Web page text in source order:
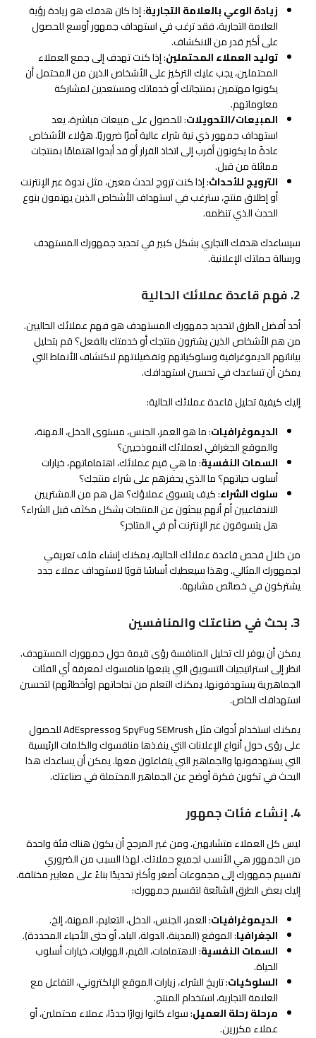
زيادة الوعي بالعلامة التجارية: إذا كان هدفك هو زيادة رؤية
العلامة التجارية، فقد ترغب في استهداف جمهور أوسع للحصول
على أكبر قدر من الانكشاف.
توليد العملاء المحتملين: إذا كنت تهدف إلى جمع العملاء
المحتملين، يجب عليك التركيز على الأشخاص الذين من المحتمل أن
يكونوا مهتمين بمنتجاتك أو خدماتك ومستعدين لمشاركة
معلوماتهم.
المبيعات/التحويلات: للحصول على مبيعات مباشرة، يعد
استهداف جمهور ذي نية شراء عالية أمرًا ضروريًا. هؤلاء الأشخاص
عادةً ما يكونون أقرب إلى اتخاذ القرار أو قد أبدوا اهتمامًا بمنتجات
مماثلة من قبل.
الترويج للأحداث: إذا كنت تروج لحدث معين، مثل ندوة عبر الإنترنت
أو إطلاق منتج، سترغب في استهداف الأشخاص الذين يهتمون بنوع
الحدث الذي تنظمه.
سيساعدك هدفك التجاري بشكل كبير في تحديد جمهورك المستهدف
ورسالة حملتك الإعلانية.
2. فهم قاعدة عملائك الحالية
أحد أفضل الطرق لتحديد جمهورك المستهدف هو فهم عملائك الحاليين.
من هم الأشخاص الذين يشترون منتجك أو خدمتك بالفعل؟ قم بتحليل
بياناتهم الديموغرافية وسلوكياتهم وتفضيلاتهم لاكتشاف الأنماط التي
يمكن أن تساعدك في تحسين استهدافك.
إليك كيفية تحليل قاعدة عملائك الحالية:
الديموغرافيات: ما هو العمر، الجنس، مستوى الدخل، المهنة،
والموقع الجغرافي لعملائك النموذجيين؟
السمات النفسية: ما هي قيم عملائك، اهتماماتهم، خيارات
أسلوب حياتهم؟ ما الذي يحفزهم على شراء منتجك؟
سلوك الشراء: كيف يتسوق عملاؤك؟ هل هم من المشتريين
الاندفاعيين أم أنهم يبحثون عن المنتجات بشكل مكثف قبل الشراء؟
هل يتسوقون عبر الإنترنت أم في المتاجر؟
من خلال فحص قاعدة عملائك الحالية، يمكنك إنشاء ملف تعريفي
لجمهورك المثالي. وهذا سيعطيك أساسًا قويًا لاستهداف عملاء جدد
يشتركون في خصائص مشابهة.
3. بحث في صناعتك والمنافسين
يمكن أن يوفر لك تحليل المنافسة رؤى قيمة حول جمهورك المستهدف.
انظر إلى استراتيجيات التسويق التي يتبعها منافسوك لمعرفة أي الفئات
الجماهيرية يستهدفونها. يمكنك التعلم من نجاحاتهم (وأخطائهم) لتحسين
استهدافك الخاص.
يمكنك استخدام أدوات مثل SEMrush وSpyFu وAdEspresso للحصول
على رؤى حول أنواع الإعلانات التي ينفذها منافسوك والكلمات الرئيسية
التي يستهدفونها والجماهير التي يتفاعلون معها. يمكن أن يساعدك هذا
البحث في تكوين فكرة أوضح عن الجماهير المحتملة في صناعتك.
4. إنشاء فئات جمهور
ليس كل العملاء متشابهين، ومن غير المرجح أن يكون هناك فئة واحدة
من الجمهور هي الأنسب لجميع حملاتك. لهذا السبب من الضروري
تقسيم جمهورك إلى مجموعات أصغر وأكثر تحديدًا بناءً على معايير مختلفة.
إليك بعض الطرق الشائعة لتقسيم جمهورك:
الديموغرافيات: العمر، الجنس، الدخل، التعليم، المهنة، إلخ.
الجغرافيا: الموقع (المدينة، الدولة، البلد، أو حتى الأحياء المحددة).
السمات النفسية: الاهتمامات، القيم، الهوايات، خيارات أسلوب
الحياة.
السلوكيات: تاريخ الشراء، زيارات الموقع الإلكتروني، التفاعل مع
العلامة التجارية، استخدام المنتج.
مرحلة رحلة العميل: سواء كانوا زوارًا جددًا، عملاء محتملين، أو
عملاء مكررين.